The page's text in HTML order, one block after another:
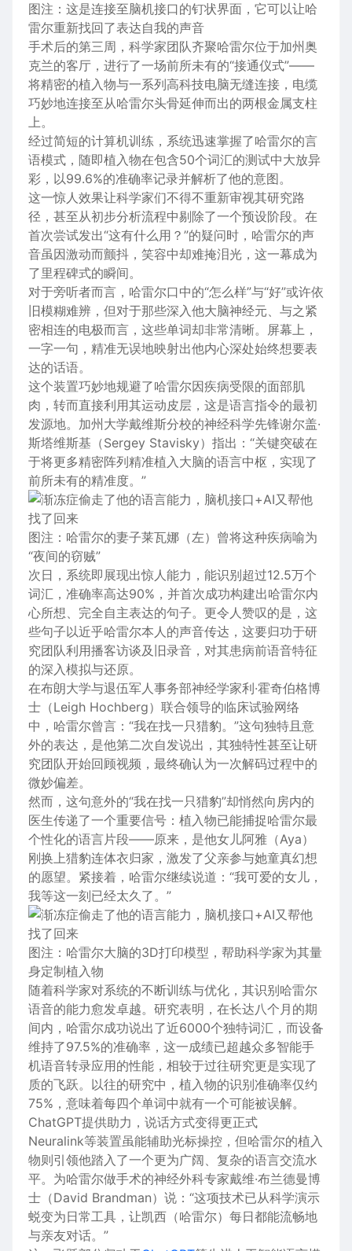
图注：这是连接至脑机接口的钉状界面，它可以让哈
雷尔重新找回了表达自我的声音
手术后的第三周，科学家团队齐聚哈雷尔位于加州奥
克兰的客厅，进行了一场前所未有的“接通仪式”——
将精密的植入物与一系列高科技电脑无缝连接，电缆
巧妙地连接至从哈雷尔头骨延伸而出的两根金属支柱
上。
经过简短的计算机训练，系统迅速掌握了哈雷尔的言
语模式，随即植入物在包含50个词汇的测试中大放异
彩，以99.6%的准确率记录并解析了他的意图。
这一惊人效果让科学家们不得不重新审视其研究路
径，甚至从初步分析流程中剔除了一个预设阶段。在
首次尝试发出“这有什么用？”的疑问时，哈雷尔的声
音虽因激动而颤抖，笑容中却难掩泪光，这一幕成为
了里程碑式的瞬间。
对于旁听者而言，哈雷尔口中的“怎么样”与“好”或许依
旧模糊难辨，但对于那些深入他大脑神经元、与之紧
密相连的电极而言，这些单词却非常清晰。屏幕上，
一字一句，精准无误地映射出他内心深处始终想要表
达的话语。
这个装置巧妙地规避了哈雷尔因疾病受限的面部肌
肉，转而直接利用其运动皮层，这是语言指令的最初
发源地。加州大学戴维斯分校的神经科学先锋谢尔盖·
斯塔维斯基（Sergey Stavisky）指出：“关键突破在
于将更多精密阵列精准植入大脑的语言中枢，实现了
前所未有的精准度。”
图注：哈雷尔的妻子莱瓦娜（左）曾将这种疾病喻为
“夜间的窃贼”
次日，系统即展现出惊人能力，能识别超过12.5万个
词汇，准确率高达90%，并首次成功构建出哈雷尔内
心所想、完全自主表达的句子。更令人赞叹的是，这
些句子以近乎哈雷尔本人的声音传达，这要归功于研
究团队利用播客访谈及旧录音，对其患病前语音特征
的深入模拟与还原。
在布朗大学与退伍军人事务部神经学家利·霍奇伯格博
士（Leigh Hochberg）联合领导的临床试验网络
中，哈雷尔曾言：“我在找一只猎豹。”这句独特且意
外的表达，是他第二次自发说出，其独特性甚至让研
究团队开始回顾视频，最终确认为一次解码过程中的
微妙偏差。
然而，这句意外的“我在找一只猎豹”却悄然向房内的
医生传递了一个重要信号：植入物已能捕捉哈雷尔最
个性化的语言片段——原来，是他女儿阿雅（Aya）
刚换上猎豹连体衣归家，激发了父亲参与她童真幻想
的愿望。紧接着，哈雷尔继续说道：“我可爱的女儿，
我等这一刻已经太久了。”
图注：哈雷尔大脑的3D打印模型，帮助科学家为其量
身定制植入物
随着科学家对系统的不断训练与优化，其识别哈雷尔
语音的能力愈发卓越。研究表明，在长达八个月的期
间内，哈雷尔成功说出了近6000个独特词汇，而设备
维持了97.5%的准确率，这一成绩已超越众多智能手
机语音转录应用的性能，相较于过往研究更是实现了
质的飞跃。以往的研究中，植入物的识别准确率仅约
75%，意味着每四个单词中就有一个可能被误解。
ChatGPT提供助力，说话方式变得更正式
Neuralink等装置虽能辅助光标操控，但哈雷尔的植入
物则引领他踏入了一个更为广阔、复杂的语言交流水
平。为哈雷尔做手术的神经外科专家戴维·布兰德曼博
士（David Brandman）说：“这项技术已从科学演示
蜕变为日常工具，让凯西（哈雷尔）每日都能流畅地
与亲友对话。”